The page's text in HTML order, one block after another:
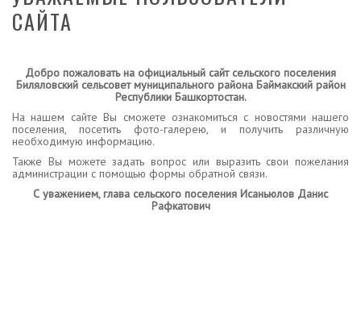
САЙТА
Добро пожаловать на официальный сайт сельского поселения
Биляловский сельсовет муниципального района Баймакский район
Республики Башкортостан.
На нашем сайте Вы сможете ознакомиться с новостями нашего
поселения, посетить фото-галерею, и получить различную
необходимую информацию.
Также Вы можете задать вопрос или выразить свои пожелания
администрации с помощью формы обратной связи.
С уважением, глава сельского поселения Исаньюлов Данис
Рафкатович